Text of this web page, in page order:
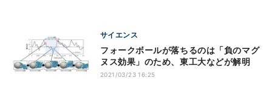
サイエンス
フォークボールが落ちるのは「負のマグ
ヌス効果」のため、東工大などが解明
2021/03/23 16:25